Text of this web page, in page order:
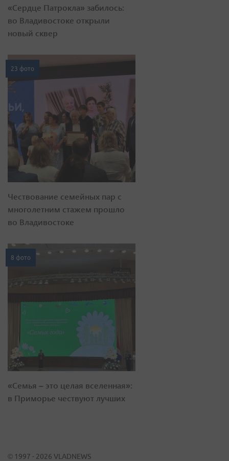
«Сердце Патрокла» забилось:
во Владивостоке открыли
новый сквер
23 фото
Чествование семейных пар с
многолетним стажем прошло
во Владивостоке
8 фото
«Семья – это целая вселенная»:
в Приморье чествуют лучших
© 1997 - 2026 VLADNEWS